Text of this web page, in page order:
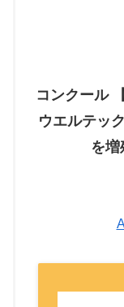
コンクール
ウエルテッ
を